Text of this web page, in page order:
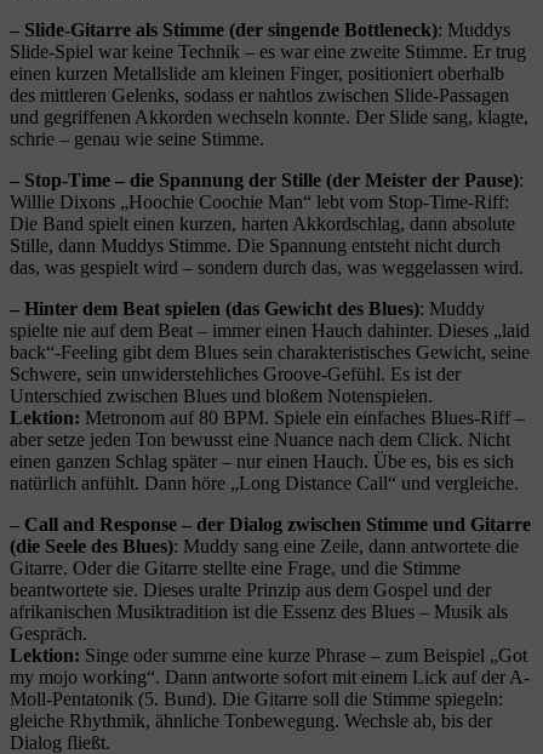
– Slide-Gitarre als Stimme (der singende Bottleneck): Muddys
Slide-Spiel war keine Technik – es war eine zweite Stimme. Er trug
einen kurzen Metallslide am kleinen Finger, positioniert oberhalb
des mittleren Gelenks, sodass er nahtlos zwischen Slide-Passagen
und gegriffenen Akkorden wechseln konnte. Der Slide sang, klagte,
schrie – genau wie seine Stimme.
– Stop-Time – die Spannung der Stille (der Meister der Pause):
Willie Dixons „Hoochie Coochie Man“ lebt vom Stop-Time-Riff:
Die Band spielt einen kurzen, harten Akkordschlag, dann absolute
Stille, dann Muddys Stimme. Die Spannung entsteht nicht durch
das, was gespielt wird – sondern durch das, was weggelassen wird.
– Hinter dem Beat spielen (das Gewicht des Blues): Muddy
spielte nie auf dem Beat – immer einen Hauch dahinter. Dieses „laid
back“-Feeling gibt dem Blues sein charakteristisches Gewicht, seine
Schwere, sein unwiderstehliches Groove-Gefühl. Es ist der
Unterschied zwischen Blues und bloßem Notenspielen.
Lektion: Metronom auf 80 BPM. Spiele ein einfaches Blues-Riff –
aber setze jeden Ton bewusst eine Nuance nach dem Click. Nicht
einen ganzen Schlag später – nur einen Hauch. Übe es, bis es sich
natürlich anfühlt. Dann höre „Long Distance Call“ und vergleiche.
– Call and Response – der Dialog zwischen Stimme und Gitarre
(die Seele des Blues): Muddy sang eine Zeile, dann antwortete die
Gitarre. Oder die Gitarre stellte eine Frage, und die Stimme
beantwortete sie. Dieses uralte Prinzip aus dem Gospel und der
afrikanischen Musiktradition ist die Essenz des Blues – Musik als
Gespräch.
Lektion: Singe oder summe eine kurze Phrase – zum Beispiel „Got
my mojo working“. Dann antworte sofort mit einem Lick auf der A-
Moll-Pentatonik (5. Bund). Die Gitarre soll die Stimme spiegeln:
gleiche Rhythmik, ähnliche Tonbewegung. Wechsle ab, bis der
Dialog fließt.